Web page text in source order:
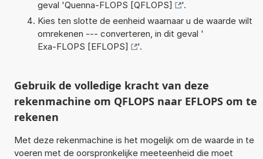
geval 'Quenna-FLOPS [QFLOPS]
'.
Kies ten slotte de eenheid waarnaar u de waarde wilt
omrekenen --- converteren, in dit geval '
Exa-FLOPS [EFLOPS]
'.
Gebruik de volledige kracht van deze
rekenmachine om QFLOPS naar EFLOPS om te
rekenen
Met deze rekenmachine is het mogelijk om de waarde in te
voeren met de oorspronkelijke meeteenheid die moet